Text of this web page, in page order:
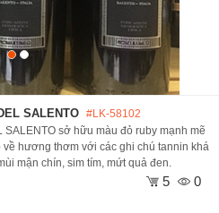
SALENTO #LK-58102
sở hữu màu đỏ ruby mạnh mẽ
hương thơm với các ghi chú tannin khá
mận chín, sim tím, mứt quả đen.
5 0